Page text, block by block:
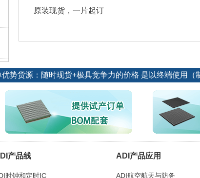
原装现货，一片起订
势货源：随时现货+极具竞争力的价格 是以终端使用
产品线
时钟和定时IC
ADI产品应用
ADI航空航天与防务